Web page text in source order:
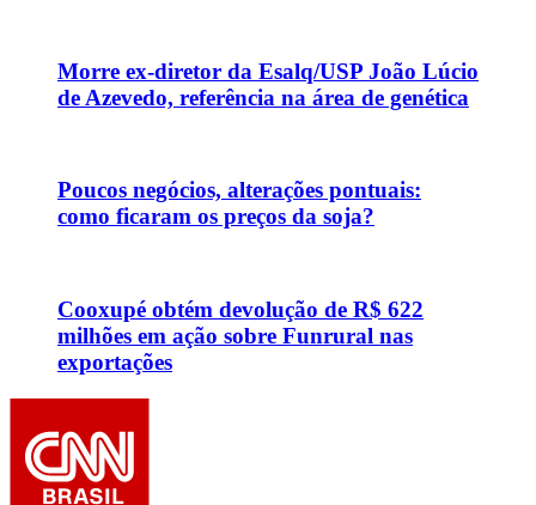
Morre ex-diretor da Esalq/USP João Lúcio
de Azevedo, referência na área de genética
Poucos negócios, alterações pontuais:
como ficaram os preços da soja?
Cooxupé obtém devolução de R$ 622
milhões em ação sobre Funrural nas
exportações